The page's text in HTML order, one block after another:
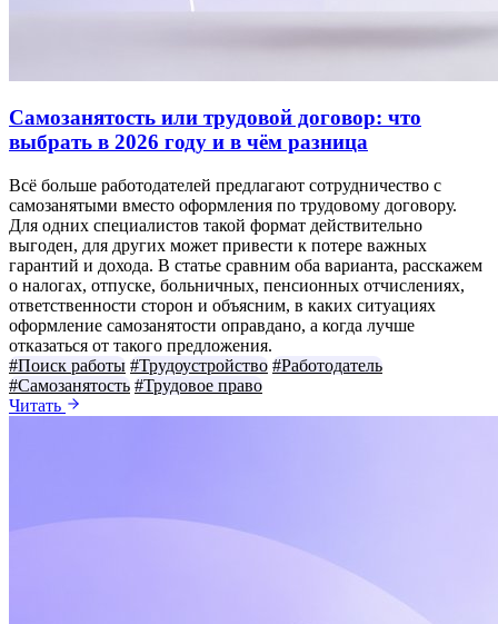
Самозанятость или трудовой договор: что
выбрать в 2026 году и в чём разница
Всё больше работодателей предлагают сотрудничество с
самозанятыми вместо оформления по трудовому договору.
Для одних специалистов такой формат действительно
выгоден, для других может привести к потере важных
гарантий и дохода. В статье сравним оба варианта, расскажем
о налогах, отпуске, больничных, пенсионных отчислениях,
ответственности сторон и объясним, в каких ситуациях
оформление самозанятости оправдано, а когда лучше
отказаться от такого предложения.
#Поиск работы #Трудоустройство #Работодатель
#Самозанятость #Трудовое право
Читать